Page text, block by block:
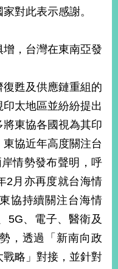
對此表示感謝。
增，台灣在東南亞發
甦及供應鏈重組的
太地區並紛紛提出
東協各國視為其印
協近年高度關注台
情勢發布聲明，呼
2月亦再度就台海情
協持續關注台海情
5G、電子、醫衛及
，透過「新南向政
略」對接，並針對